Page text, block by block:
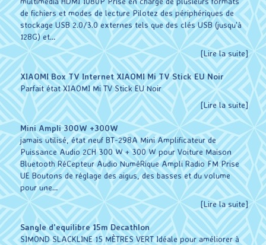
de fichiers et modes de lecture Pilotez des périphériques de
stockage USB 2.0/3.0 externes tels que des clés USB (jusqu'à
128G) et…
[Lire la suite]
XIAOMI Box TV Internet XIAOMI Mi TV Stick EU Noir
Parfait état XIAOMI Mi TV Stick EU Noir
[Lire la suite]
Mini Ampli 300W +300W
jamais utilisé, état neuf BT-298A Mini Amplificateur de
Puissance Audio 2CH 300 W + 300 W pour Voiture Maison
Bluetooth RéCepteur Audio NuméRique Ampli Radio FM Prise
UE Boutons de réglage des aigus, des basses et du volume
pour une…
[Lire la suite]
Sangle d'equilibre 15m Decathlon
SIMOND SLACKLINE 15 MÈTRES VERT Idéale pour améliorer à